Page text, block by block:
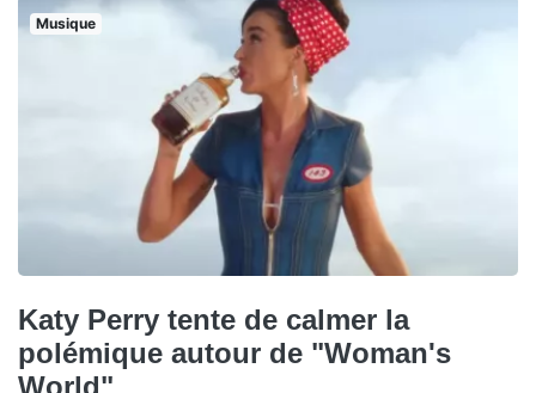
Musique
Katy Perry tente de calmer la
polémique autour de "Woman's